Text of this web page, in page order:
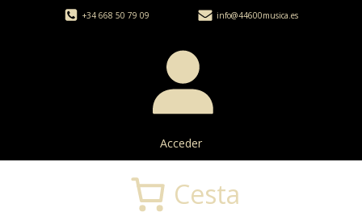
+34 668 50 79 09 info@44600musica.es
Acceder
Cesta